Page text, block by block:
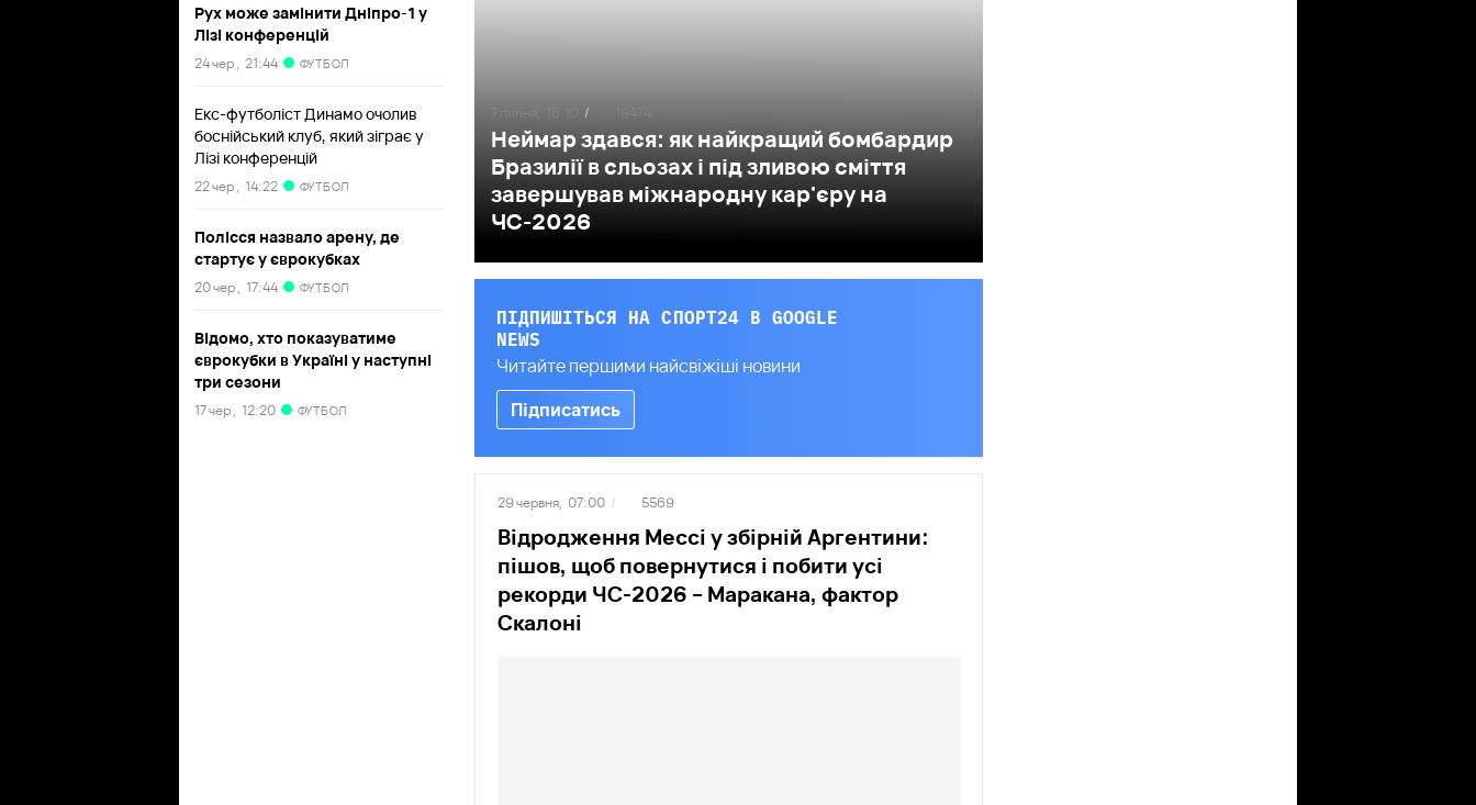
Рух може замінити Дніпро-1 у
Лізі конференцій
24 чер , 21:44 ФУТБОЛ
Екс-футболіст Динамо очолив
боснійський клуб, який зіграє у
Лізі конференцій
22 чер , 14:22 ФУТБОЛ
Полісся назвало арену, де
стартує у єврокубках
20 чер , 17:44 ФУТБОЛ
Відомо, хто показуватиме
єврокубки в Україні у наступні
три сезони
17 чер , 12:20 ФУТБОЛ
Неймар здався: як найкращий бомбардир
Бразилії в сльозах і під зливою сміття
завершував міжнародну кар'єру на
ЧС-2026
/
ПІДПИШІТЬСЯ НА СПОРТ24 В GOOGLE
NEWS
Читайте першими найсвіжіші новини
Підписатись
Відродження Мессі у збірній Аргентини:
пішов, щоб повернутися і побити усі
рекорди ЧС-2026 – Маракана, фактор
Скалоні
29 червня, 07:00 / 5569